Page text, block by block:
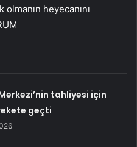
olmanın heyecanını
tahliyesi için
geçti